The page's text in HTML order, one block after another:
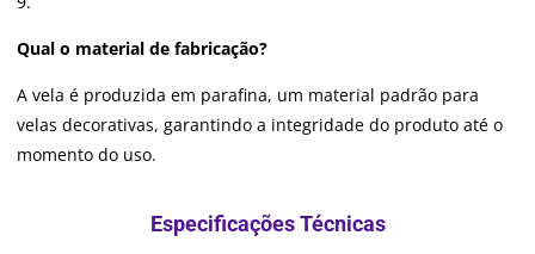
Qual o material de fabricação?
A vela é produzida em parafina, um material padrão para
velas decorativas, garantindo a integridade do produto até o
momento do uso.